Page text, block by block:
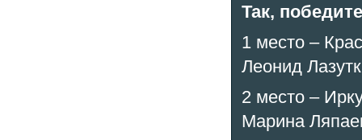
Так,
1 место –
Леонид
2 место –
Марина